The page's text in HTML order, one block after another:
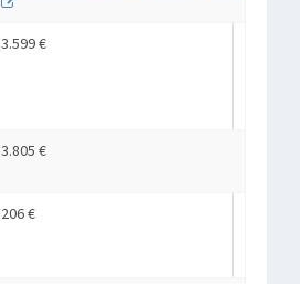
3.599 €
3.805 €
206 €